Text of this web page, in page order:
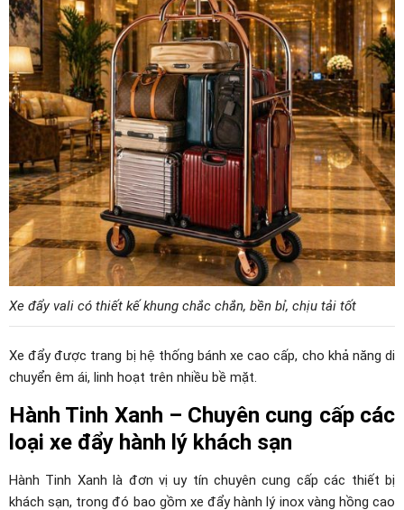
Xe đẩy vali có thiết kế khung chắc chắn, bền bỉ, chịu tải tốt
Xe đẩy được trang bị hệ thống bánh xe cao cấp, cho khả năng di
chuyển êm ái, linh hoạt trên nhiều bề mặt.
Hành Tinh Xanh – Chuyên cung cấp các
loại xe đẩy hành lý khách sạn
Hành Tinh Xanh là đơn vị uy tín chuyên cung cấp các thiết bị
khách sạn, trong đó bao gồm xe đẩy hành lý inox vàng hồng cao